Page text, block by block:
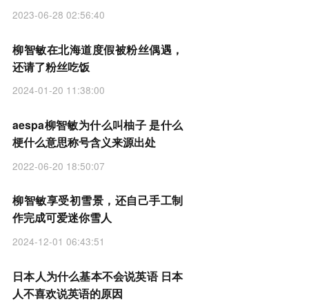
2023-06-28 02:56:40
柳智敏在北海道度假被粉丝偶遇，
还请了粉丝吃饭
2024-01-20 11:38:00
aespa柳智敏为什么叫柚子 是什么
梗什么意思称号含义来源出处
2022-06-20 18:50:07
柳智敏享受初雪景，还自己手工制
作完成可爱迷你雪人
2024-12-01 06:43:51
日本人为什么基本不会说英语 日本
人不喜欢说英语的原因